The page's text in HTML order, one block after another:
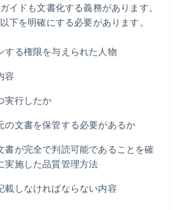
イドも文書化する義務があります。
下を明確にする必要があります。
する権限を与えられた人物
容
実行したか
の文書を保管する必要があるか
書が完全で判読可能であることを確
実施した品質管理方法
載しなければならない内容